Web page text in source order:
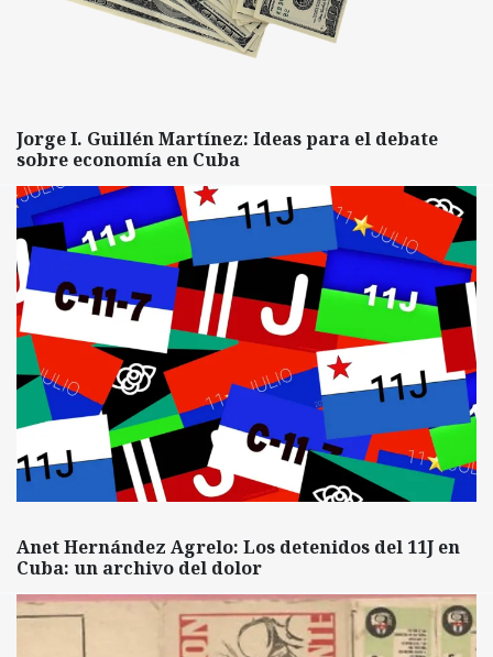
Jorge I. Guillén Martínez: Ideas para el debate
sobre economía en Cuba
Anet Hernández Agrelo: Los detenidos del 11J en
Cuba: un archivo del dolor